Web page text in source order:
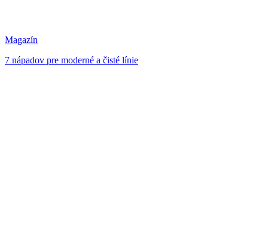
Magazín
7 nápadov pre moderné a čisté línie